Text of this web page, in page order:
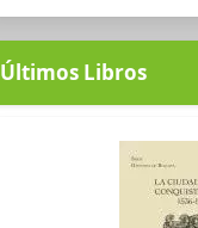
Últimos Libros